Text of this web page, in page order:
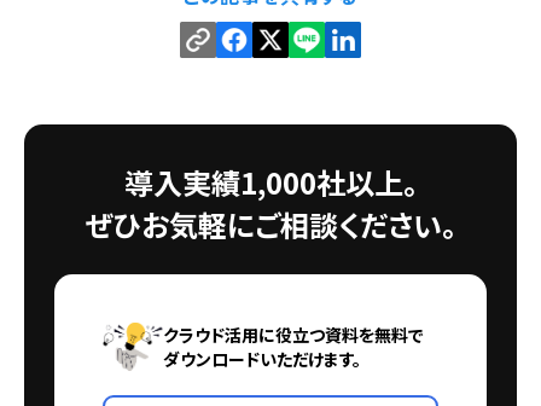
導入実績1,000社以上。
ぜひお気軽にご相談ください。
クラウド活用に役立つ資料を無料で
ダウンロードいただけます。